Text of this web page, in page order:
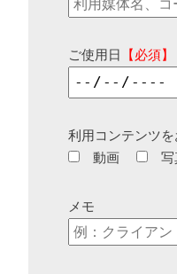
ご使用日 【必須】
利用コンテンツを
動画
写
メモ